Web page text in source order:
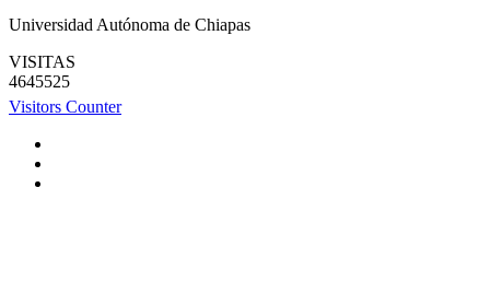
Universidad Autónoma de Chiapas
VISITAS
4645525
Visitors Counter